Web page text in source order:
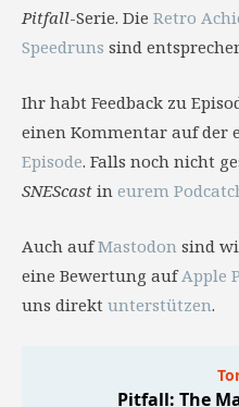
Pitfall-Serie. Die Retro
Speedruns sind
Ihr habt Feedback zu
einen Kommentar auf der
Episode. Falls noch nicht
SNEScast in eurem
Auch aufMastodon sind
eine Bewertung aufApple
uns direkt unterstützen.